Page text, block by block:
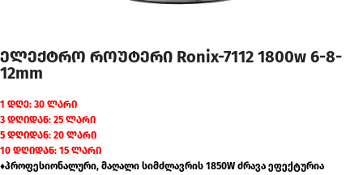
ელექტრო როუტერი Ronix-7112 1800w 6-8-
12mm
1 დღე: 30 ლარი
3 დღიდან: 25 ლარი
5 დღიდან: 20 ლარი
10 დღიდან: 15 ლარი
♦პროფესიონალური, მაღალი სიმძლავრის 1850W ძრავა ეფექტურია